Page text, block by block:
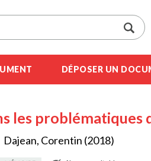
DÉPOSER UN
les
Dajean, Corentin (2018)